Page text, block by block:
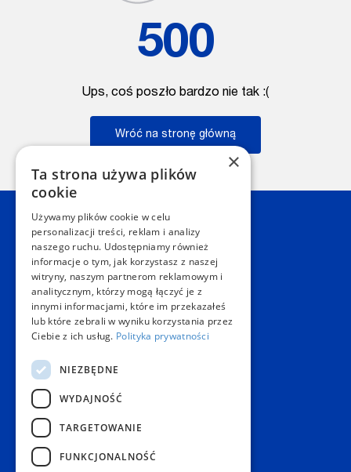
500
Ups, coś poszło bardzo nie tak :(
Wróć na stronę główną
Kontakt
Dział Obsługi Klienta Warszawa
Czynne: NON-STOP
Telefon:+48 22 628 62 52
E-mail: kontakt@copygeneral.pl
Punkty
Aleje Jerozolimskie 93
02-001 Warszawa
Czynne:
Pon. - Sob.: 08:00 - 20:00
Niedz.: nieczynne
Popularne produkty
×
Ta strona używa plików
cookie
Używamy plików cookie w celu
personalizacji treści, reklam i analizy
naszego ruchu. Udostępniamy również
informacje o tym, jak korzystasz z naszej
witryny, naszym partnerom reklamowym i
analitycznym, którzy mogą łączyć je z
innymi informacjami, które im przekazałeś
lub które zebrali w wyniku korzystania przez
Ciebie z ich usług. Polityka prywatności
NIEZBĘDNE
WYDAJNOŚĆ
TARGETOWANIE
FUNKCJONALNOŚĆ